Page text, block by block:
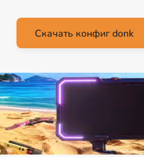
Скачать конфиг donk